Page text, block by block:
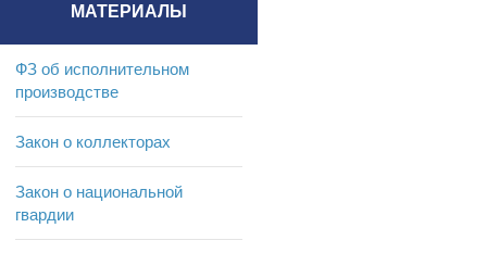
МАТЕРИАЛЫ
ФЗ об исполнительном
производстве
Закон о коллекторах
Закон о национальной
гвардии